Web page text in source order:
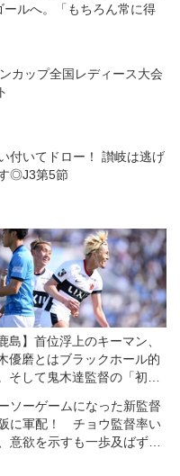
ルへ。「もちろん常に得
カップ全国レディース大会
付いてドロー！ 讃岐は逃げ
◎J3第5節
鹿島】首位浮上のキーマン、
優磨とはブラックホール的
そして鬼木達監督の「初め
ーゲームになった新監督
に軍配！ チョウ監督率い
意欲を示すも一歩及ばず